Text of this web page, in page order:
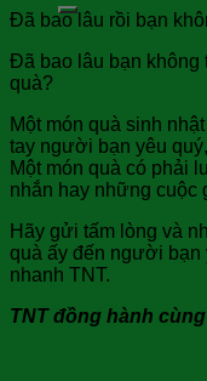
Đã bao lâu rồi bạn
Đã bao lâu bạn không
quà?
Một món quà sinh
tay người bạn yêu
Một món quà có phải
nhắn hay những cuộc
Hãy gửi tấm lòng và
quà ấy đến người
nhanh TNT.
TNT đồng hành